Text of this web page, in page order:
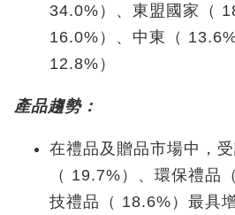
34.0%）、東盟國家（
16.0%）、中東（
12.8%）
產品趨勢：
在禮品及贈品市場中，
（ 19.7%）、環保禮品
技禮品（ 18.6%）最具